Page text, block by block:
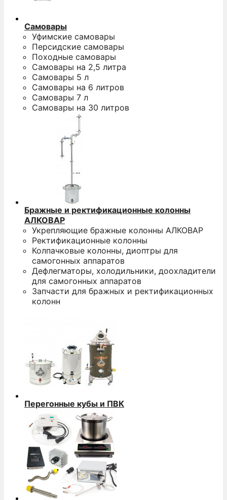
Самовары
Уфимские самовары
Персидские самовары
Походные самовары
Самовары на 2,5 литра
Самовары 5 л
Самовары на 6 литров
Самовары 7 л
Самовары на 30 литров
Бражные и ректификационные колонны
АЛКОВАР
Укрепляющие бражные колонны АЛКОВАР
Ректификационные колонны
Колпачковые колонны, диоптры для
самогонных аппаратов
Дефлегматоры, холодильники, доохладители
для самогонных аппаратов
Запчасти для бражных и ректификационных
колонн
Перегонные кубы и ПВК